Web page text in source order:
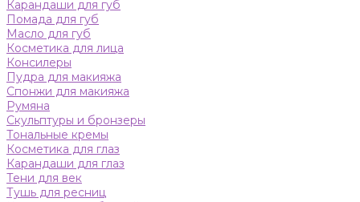
Карандаши для губ
Помада для губ
Масло для губ
Косметика для лица
Консилеры
Пудра для макияжа
Спонжи для макияжа
Румяна
Скульптуры и бронзеры
Тональные кремы
Косметика для глаз
Карандаши для глаз
Тени для век
Тушь для ресниц